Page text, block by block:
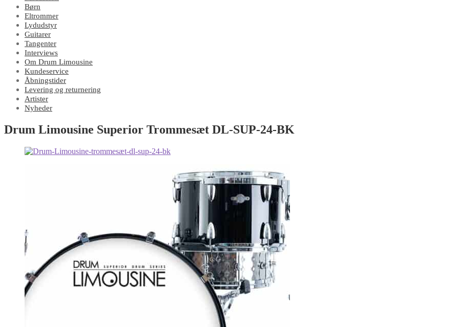
Børn
Eltrommer
Lydudstyr
Guitarer
Tangenter
Interviews
Om Drum Limousine
Kundeservice
Åbningstider
Levering og returnering
Artister
Nyheder
Drum Limousine Superior Trommesæt DL-SUP-24-BK